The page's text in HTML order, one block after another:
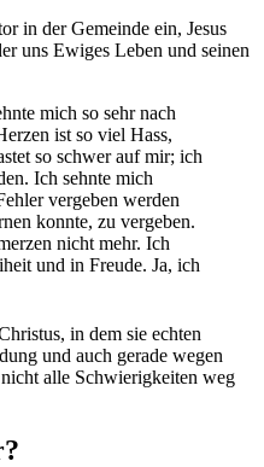
in der Gemeinde ein, Jesus
uns Ewiges Leben und seinen
mich so sehr nach
ist so viel Hass,
so schwer auf mir; ich
Ich sehnte mich
vergeben werden
konnte, zu vergeben.
nicht mehr. Ich
und in Freude. Ja, ich
in dem sie echten
und auch gerade wegen
alle Schwierigkeiten weg